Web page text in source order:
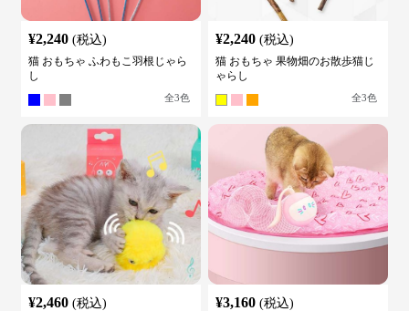
¥2,240 (税込)
猫 おもちゃ ふわもこ羽根じゃら
し
全3色
¥2,240 (税込)
猫 おもちゃ 果物畑のお散歩猫じ
ゃらし
全3色
¥2,460 (税込) ¥3,160 (税込)